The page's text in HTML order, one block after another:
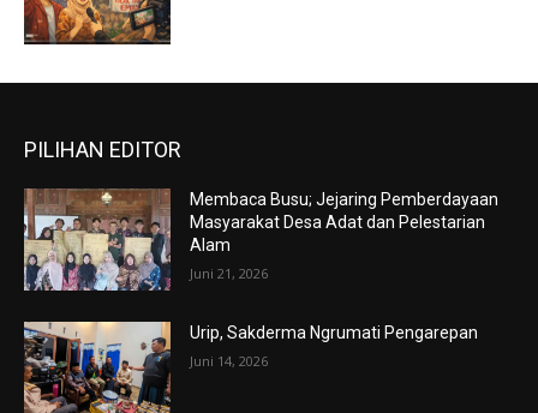
PILIHAN EDITOR
Membaca Busu; Jejaring Pemberdayaan
Masyarakat Desa Adat dan Pelestarian
Alam
Juni 21, 2026
Urip, Sakderma Ngrumati Pengarepan
Juni 14, 2026